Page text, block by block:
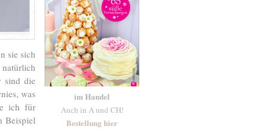
sie sich
natürlich
sind die
was
ich für
Beispiel
im Handel
Auch in A und CH!
Bestellung hier